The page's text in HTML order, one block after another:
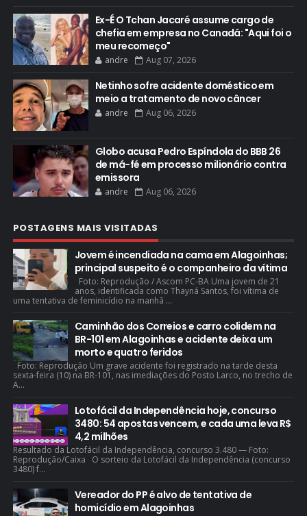
Ex-É O Tchan Jacaré assume cargo de
chefia em empresa no Canadá: "Aqui foi o
meu recomeço"
andre Aug 07, 2026
Netinho sofre acidente doméstico em
meio a tratamento de novo câncer
andre Aug 06, 2026
Globo acusa Pedro Espíndola do BBB 26
de má-fé em processo milionário contra
emissora
andre Aug 06, 2026
POSTAGENS MAIS VISITADAS
Jovem é incendiada na cama em Alagoinhas;
principal suspeito é o companheiro da vítima
Foto: Reprodução / Ascom PC-BA Uma jovem de 21
anos, identificada como Thayná Santos, foi vítima de
uma tentativa de feminicídio na manhã ...
Caminhão dos Correios e carro colidem na
BR-101 em Alagoinhas e acidente deixa um
morto e quatro feridos
Foto: Reprodução Um grave acidente foi registrado na tarde desta
sexta-feira (10) na BR-101, nas imediações do Posto Larco, no trecho de
A...
Lotofácil da Independência hoje, concurso
3480: 54 apostas vencem, e cada uma leva R$
4,2 milhões
Resultado da Lotofácil da Independência, concurso 3.480 — Foto:
Reprodução/Caixa O sorteio da Lotofácil da Independência (concurso
3480) f...
Vereador do PP é alvo de tentativa de
homicídio em Alagoinhas